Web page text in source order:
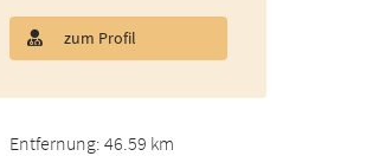
zum Profil
Entfernung: 46.59 km